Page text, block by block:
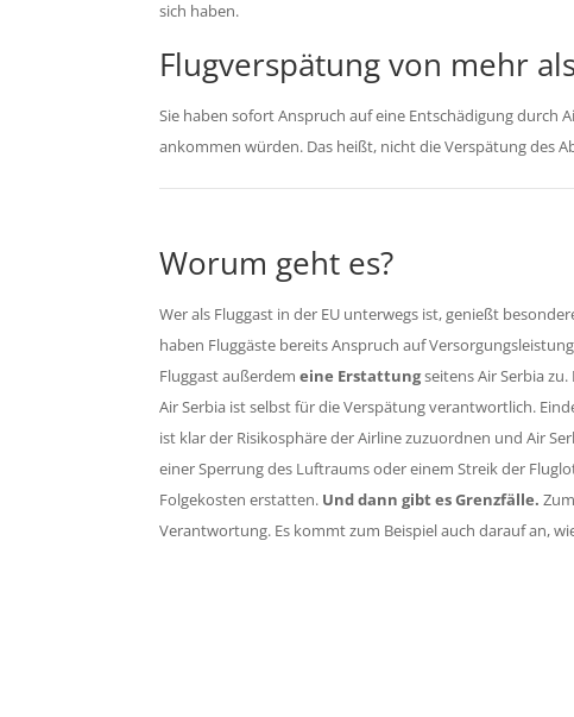
sich haben.
Flugverspätung von mehr
Sie haben sofort Anspruch auf eine Entschädigung durch
ankommen würden. Das heißt, nicht die Verspätung des
Worum geht es?
Wer als Fluggast in der EU unterwegs ist, genießt
haben Fluggäste bereits Anspruch auf
Fluggast außerdemeine Erstattungseitens Air Serbia zu.
Air Serbia ist selbst für die Verspätung verantwortlich.
ist klar der Risikosphäre der Airline zuzuordnen und Air
einer Sperrung des Luftraums oder einem Streik der
Folgekosten erstatten. Und dann gibt es Grenzfälle.
Verantwortung. Es kommt zum Beispiel auch darauf an,